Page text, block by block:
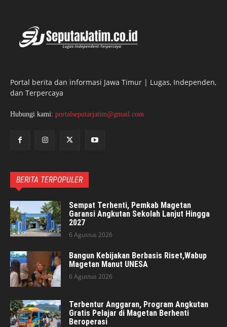
Portal berita dan informasi Jawa Timur | Lugas, Independen,
dan Terpercaya
Hubungi kami: portalseputarjatim@gmail.com
BERITA TERPOPULER
Sempat Terhenti, Pemkab Magetan
Garansi Angkutan Sekolah Lanjut Hingga
2027
6 Agustus 2026
Bangun Kebijakan Berbasis Riset,Wabup
Magetan Manut UNESA
6 Agustus 2026
Terbentur Anggaran, Program Angkutan
Gratis Pelajar di Magetan Berhenti
Beroperasi